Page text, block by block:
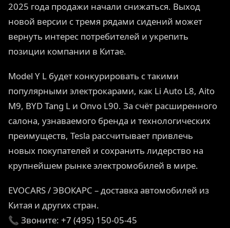
2025 года продажи начали снижаться. Выход
новой версии с тремя рядами сидений может
вернуть интерес потребителей и укрепить
позиции компании в Китае.
Model Y L будет конкурировать с такими
популярными электрокарами, как Li Auto L8, Aito
M9, BYD Tang L и Onvo L90. За счёт расширенного
салона, узнаваемого бренда и технологических
преимуществ, Tesla рассчитывает привлечь
новых покупателей и сохранить лидерство на
крупнейшем рынке электромобилей в мире.
EVOCARS / ЭВОКАРС – доставка автомобилей из
Китая и других стран.
📞 Звоните: +7 (495) 150-05-45